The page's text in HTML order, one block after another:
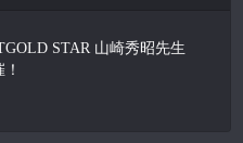
STAR 山崎秀昭先生